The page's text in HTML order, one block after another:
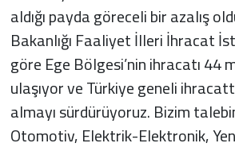
aldığı payda göreceli bir azalış
Bakanlığı Faaliyet İlleri İhracat
göre Ege Bölgesi’nin ihracatı 44
ulaşıyor ve Türkiye geneli
almayı sürdürüyoruz. Bizim
Otomotiv, Elektrik-Elektronik,